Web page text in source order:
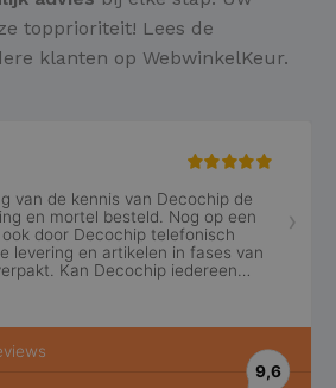
topprioriteit! Lees de
klanten op WebwinkelKeur.